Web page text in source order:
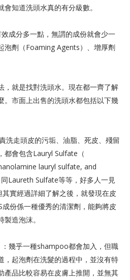
知道洗頭水真的有分級數。
成分多一點，無謂的成份就會少一
泡劑（Foaming Agents）、增厚劑
，就是找對洗頭水。現在都一齊了解
市面上出售的洗頭水都包括以下幾
洗走頭皮的污垢、油脂、死皮、殘留
都會包含Lauryl Sulfate（
lauryl sulfate, and
Laureth Sulfate等等，好多人一見
實經過詳細了解之後，就發現在皮
份係一種優秀的清潔劑，能夠將皮
造泡沫。
幾乎一種shampoo都會加入，但職
，起泡劑在洗髮的過程中，並沒有特
產品比較容易在皮膚上推開，並無其